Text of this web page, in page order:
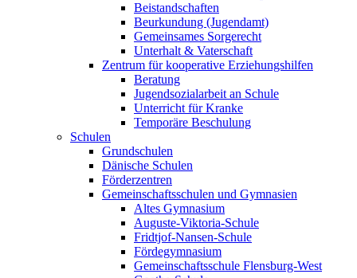
Beistandschaften
Beurkundung (Jugendamt)
Gemeinsames Sorgerecht
Unterhalt & Vaterschaft
Zentrum für kooperative Erziehungshilfen
Beratung
Jugendsozialarbeit an Schule
Unterricht für Kranke
Temporäre Beschulung
Schulen
Grundschulen
Dänische Schulen
Förderzentren
Gemeinschaftsschulen und Gymnasien
Altes Gymnasium
Auguste-Viktoria-Schule
Fridtjof-Nansen-Schule
Fördegymnasium
Gemeinschaftsschule Flensburg-West